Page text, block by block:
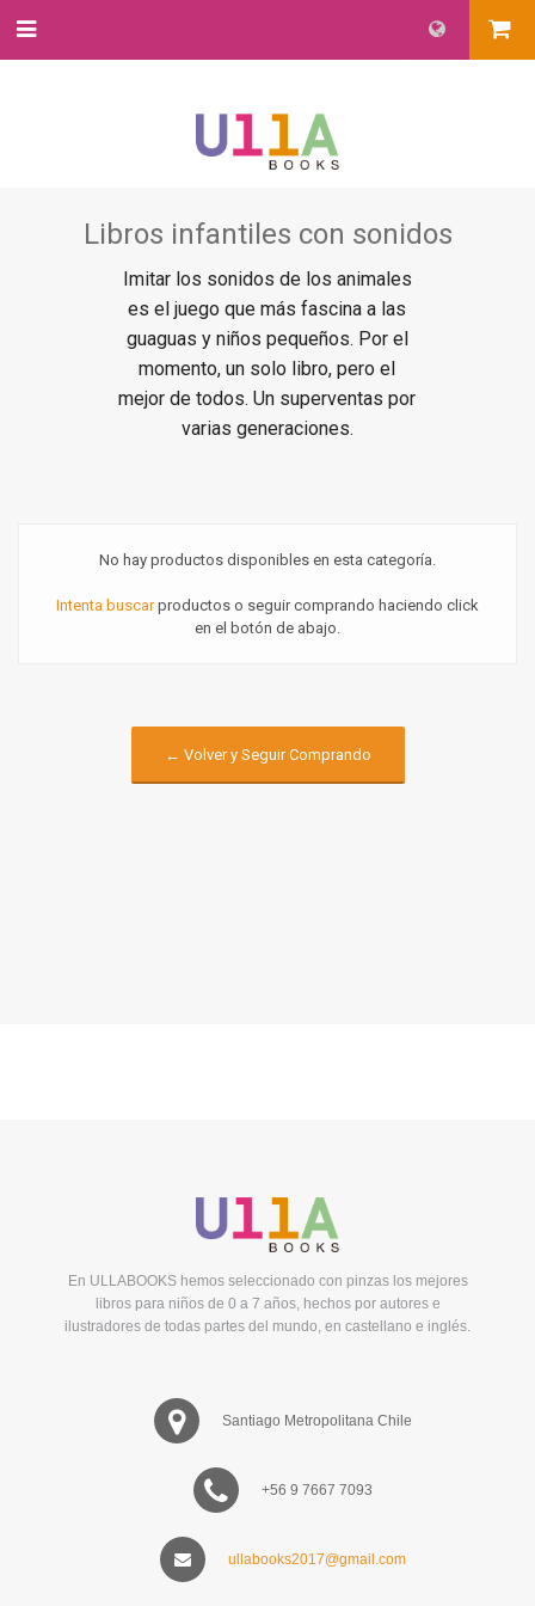
Libros infantiles con sonidos
Imitar los sonidos de los animales
es el juego que más fascina a las
guaguas y niños pequeños. Por el
momento, un solo libro, pero el
mejor de todos. Un superventas por
varias generaciones.
No hay productos disponibles en esta categoría.
Intenta buscarproductos o seguir comprando haciendo click
en el botón de abajo.
← Volver y Seguir Comprando
En ULLABOOKS hemos seleccionado con pinzas los mejores
libros para niños de 0 a 7 años, hechos por autores e
ilustradores de todas partes del mundo, en castellano e inglés.
Santiago Metropolitana Chile
+56 9 7667 7093
ullabooks2017@gmail.com